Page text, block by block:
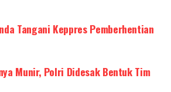
Tangani Keppres Pemberhentian
Munir, Polri Didesak Bentuk Tim